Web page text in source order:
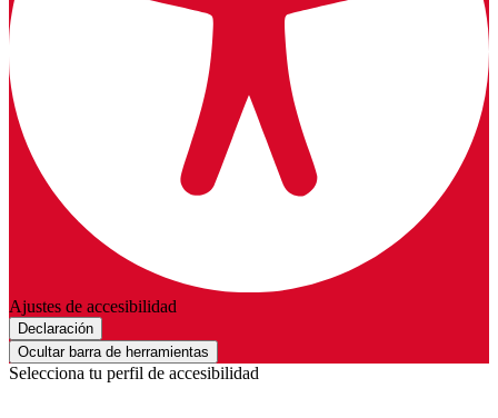
Ajustes de accesibilidad
Declaración
Ocultar barra de herramientas
Selecciona tu perfil de accesibilidad